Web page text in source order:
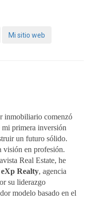
Mi sitio web
inmobiliario comenzó
primera inversión
un futuro sólido.
visión en profesión.
Real Estate, he
eXp Realty, agencia
su liderazgo
modelo basado en el